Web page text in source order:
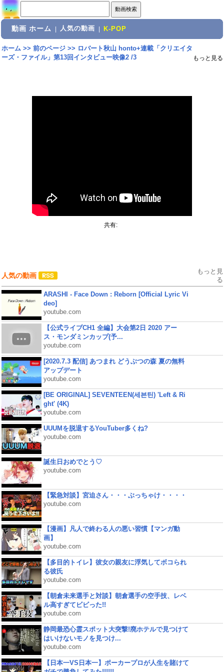
動画 ホーム 人気の動画 K-POP
ホーム>> 前のページ>> ロバート秋山 honto+連載「クリエイタ
ーズ・ファイル」第13回 インタビュー映像2 /3 もっと見る
共有:
人気の動画
もっと見
る
ARASHI - Face Down : Reborn [Official Lyric Vi
deo]
youtube.com
【公式ライブCH1 全編】大会第2日 2020 アー
ス・モンダミンカップ(予...
youtube.com
[2020.7.3 配信] あつまれ どうぶつの森 夏の無料
アップデート
youtube.com
[BE ORIGINAL] SEVENTEEN(세븐틴) 'Left & Ri
ght' (4K)
youtube.com
UUUMを脱退するYouTuber多くね?
youtube.com
誕生日おめでとう♡
youtube.com
【緊急対談】宮迫さん・・・ぶっちゃけ・・・・
youtube.com
【漫画】凡人で終わる人の悪い習慣【マンガ動
画】
youtube.com
【多目的トイレ】彼女の親友に浮気してボコられ
る彼氏
youtube.com
【朝倉未来選手と対談】朝倉選手の空手技、レベ
ル高すぎてビビった!!
youtube.com
静岡最恐心霊スポット大突撃!廃ホテルで見つけて
はいけないモノを見つけ...
youtube.com
【日本一VS日本一】ポーカープロが人生を賭けて